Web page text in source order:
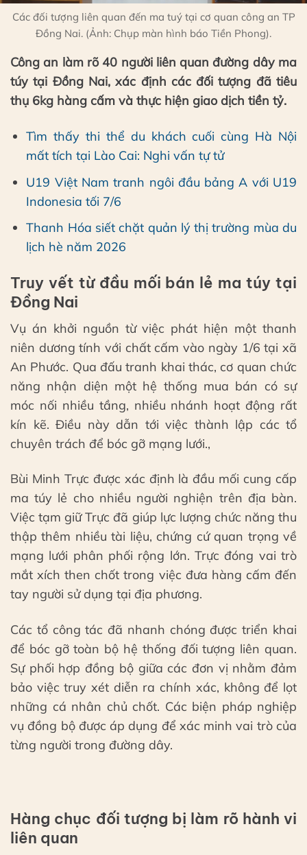
Các đối tượng liên quan đến ma tuý tại cơ quan công an TP
Đồng Nai. (Ảnh: Chụp màn hình báo Tiền Phong).
Công an làm rõ 40 người liên quan đường dây ma
túy tại Đồng Nai, xác định các đối tượng đã tiêu
thụ 6kg hàng cấm và thực hiện giao dịch tiền tỷ.
Tìm thấy thi thể du khách cuối cùng Hà Nội
mất tích tại Lào Cai: Nghi vấn tự tử
U19 Việt Nam tranh ngôi đầu bảng A với U19
Indonesia tối 7/6
Thanh Hóa siết chặt quản lý thị trường mùa du
lịch hè năm 2026
Truy vết từ đầu mối bán lẻ ma túy tại
Đồng Nai
Vụ án khởi nguồn từ việc phát hiện một thanh
niên dương tính với chất cấm vào ngày 1/6 tại xã
An Phước. Qua đấu tranh khai thác, cơ quan chức
năng nhận diện một hệ thống mua bán có sự
móc nối nhiều tầng, nhiều nhánh hoạt động rất
kín kẽ. Điều này dẫn tới việc thành lập các tổ
chuyên trách để bóc gỡ mạng lưới.,
Bùi Minh Trực được xác định là đầu mối cung cấp
ma túy lẻ cho nhiều người nghiện trên địa bàn.
Việc tạm giữ Trực đã giúp lực lượng chức năng thu
thập thêm nhiều tài liệu, chứng cứ quan trọng về
mạng lưới phân phối rộng lớn. Trực đóng vai trò
mắt xích then chốt trong việc đưa hàng cấm đến
tay người sử dụng tại địa phương.
Các tổ công tác đã nhanh chóng được triển khai
để bóc gỡ toàn bộ hệ thống đối tượng liên quan.
Sự phối hợp đồng bộ giữa các đơn vị nhằm đảm
bảo việc truy xét diễn ra chính xác, không để lọt
những cá nhân chủ chốt. Các biện pháp nghiệp
vụ đồng bộ được áp dụng để xác minh vai trò của
từng người trong đường dây.
Hàng chục đối tượng bị làm rõ hành vi
liên quan